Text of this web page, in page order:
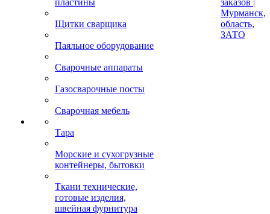
пластины
Щитки сварщика
Паяльное оборудование
Сварочные аппараты
Газосварочные посты
Сварочная мебель
Тара
Морские и сухогрузные
контейнеры, бытовки
Ткани технические,
готовые изделия,
швейная фурнитура
заказов |
Мурманск,
область,
ЗАТО